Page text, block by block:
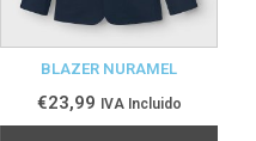
BLAZER NURAMEL
€23,99 IVA Incluido